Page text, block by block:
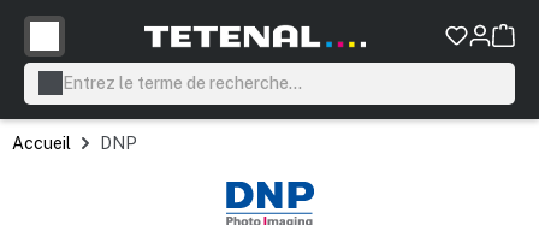
principal
Accueil DNP